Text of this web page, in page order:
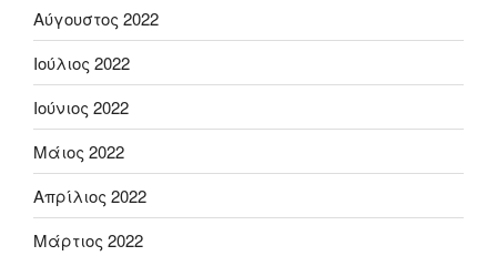
Αύγουστος 2022
Ιούλιος 2022
Ιούνιος 2022
Μάιος 2022
Απρίλιος 2022
Μάρτιος 2022